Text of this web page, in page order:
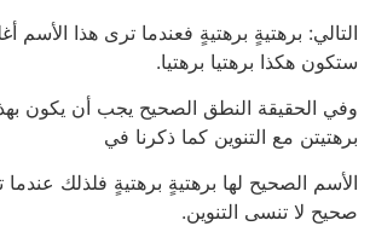
التالي: برهتيةٍ برهتيةٍ فعندما ترى هذا الأسم
ستكون هكذا برهتيا برهتيا.
وفي الحقيقة النطق الصحيح يجب أن يكون
برهتيتن مع التنوين كما ذكرنا في
الأسم الصحيح لها برهتيةٍ برهتيةٍ فلذلك
صحيح لا تنسى التنوين.